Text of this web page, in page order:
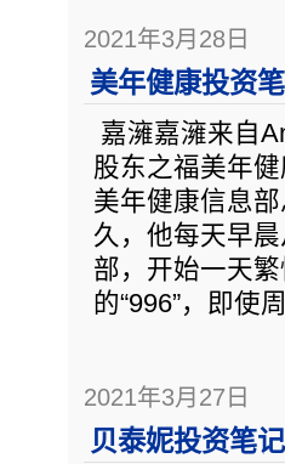
2021年3月28日
美年健康投资
嘉澭嘉澭来自
股东之福美年
美年健康信息
久，他每天早
部，开始一天
的“996”，即使
2021年3月27日
贝泰妮投资笔